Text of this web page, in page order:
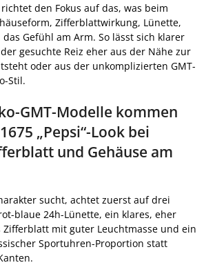
den Fokus auf das, was beim
Zifferblattwirkung, Lünette,
Gefühl am Arm. So lässt sich klarer
gesuchte Reiz eher aus der Nähe zur
oder aus der unkomplizierten GMT-
Stil.
GMT-Modelle kommen
„Pepsi“-Look bei
und Gehäuse am
sucht, achtet zuerst auf drei
blaue 24h-Lünette, ein klares, eher
mit guter Leuchtmasse und ein
Sportuhren-Proportion statt